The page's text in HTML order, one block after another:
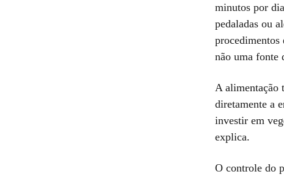
minutos por
pedaladas ou
não uma fonte
A alimentação
diretamente a
investir em
explica.
O controle do